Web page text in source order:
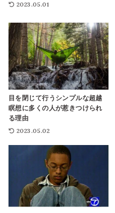
2023.05.01
目を閉じて行うシンプルな超越
瞑想に多くの人が惹きつけられ
る理由
2023.05.02